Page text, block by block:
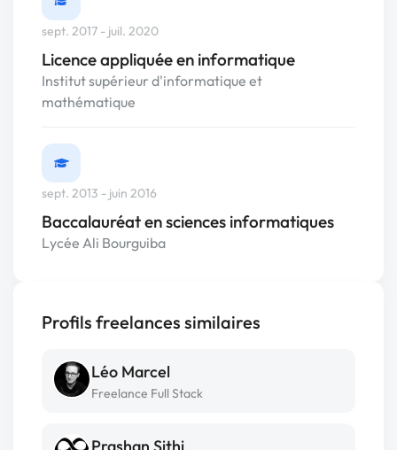
sept. 2017 - juil. 2020
Licence appliquée en informatique
Institut supérieur d'informatique et
mathématique
sept. 2013 - juin 2016
Baccalauréat en sciences informatiques
Lycée Ali Bourguiba
Profils freelances similaires
Léo Marcel
Freelance Full Stack
Prashan Sithi